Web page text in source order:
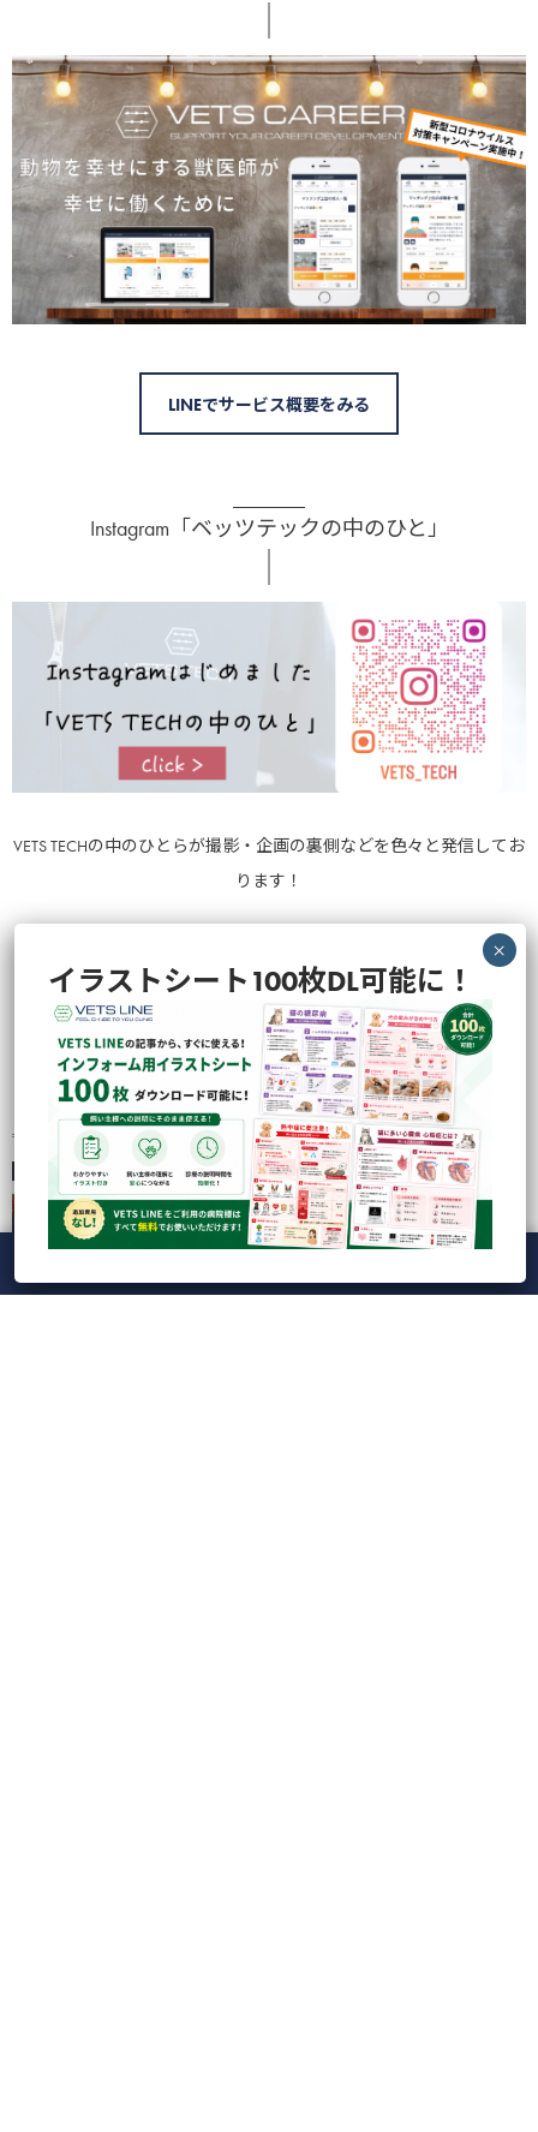
LINEでサービス概要をみる
Instagram「ベッツテックの中のひと」
VETS TECHの中のひとらが撮影・企画の裏側などを色々と発信してお
ります！
のぞいてみる
最近の投稿 人気の記事 CATEGORY Tag Cloud
【録画】CBC検査の落とし穴を防ぐ！実践的ドット
プロット読解とAI時代...
イラストシート100枚DL可能に！